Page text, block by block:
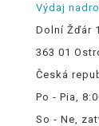
Výdaj
Dolní Žďár
363 01
Česká
Po - Pia,
So - Ne,